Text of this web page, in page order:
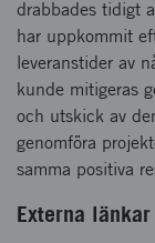
drabbades tidigt
har uppkommit
leveranstider av
kunde mitigeras
och utskick av
genomföra
samma positiva
Externa länkar